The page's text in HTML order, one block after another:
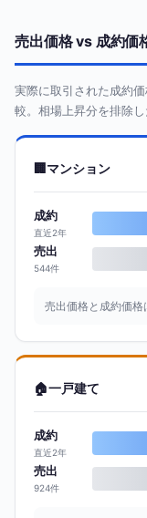
売出価格 vs 成約価
実際に取引された成約
較。相場上昇分を排除
マンション
成約
直近2年
売出
544件
売出価格と成約価格
🏠一戸建て
成約
直近2年
売出
924件